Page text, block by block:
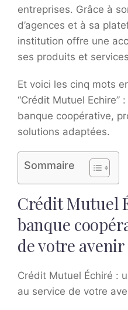
entreprises. Grâce à
d’agences et à sa
institution offre une
ses produits et
Et voici les cinq mots
“Crédit Mutuel Echire”
banque coopérative,
solutions adaptées.
Sommaire
Crédit Mutuel
banque
de votre
Crédit Mutuel Échiré :
au service de votre